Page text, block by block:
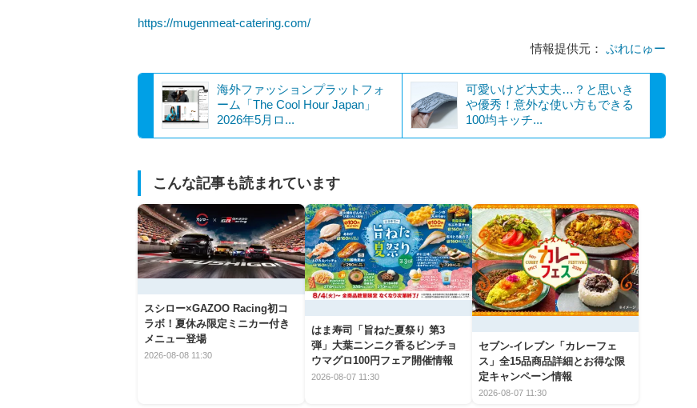
https://mugenmeat-catering.com/
情報提供元： ぷれにゅー
海外ファッションプラットフォ
ーム「The Cool Hour Japan」
2026年5月ロ...
可愛いけど大丈夫…？と思いき
や優秀！意外な使い方もできる
100均キッチ...
こんな記事も読まれています
スシロー×GAZOO Racing初コ
ラボ！夏休み限定ミニカー付き
メニュー登場
2026-08-08 11:30
はま寿司「旨ねた夏祭り 第3
弾」大葉ニンニク香るビンチョ
ウマグロ100円フェア開催情報
2026-08-07 11:30
セブン‐イレブン「カレーフェ
ス」全15品商品詳細とお得な限
定キャンペーン情報
2026-08-07 11:30